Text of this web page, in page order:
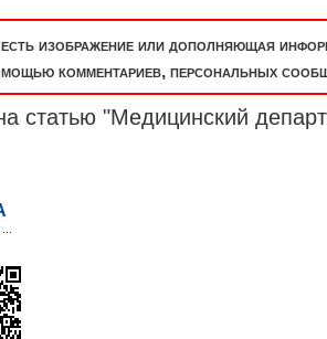
изображение или дополняющая
комментариев, персональных
статью "Медицинский